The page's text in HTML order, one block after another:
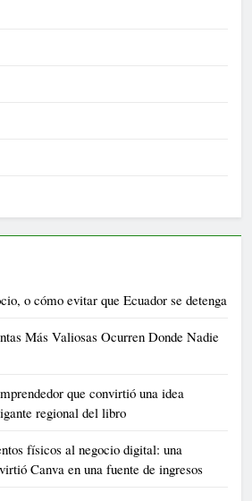
o cómo evitar que Ecuador se detenga
Más Valiosas Ocurren Donde Nadie
que convirtió una idea
regional del libro
físicos al negocio digital: una
Canva en una fuente de ingresos